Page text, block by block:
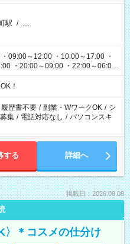
駅 / …
09:00～12:00 ・10:00～17:00 ・
・20:00～09:00 ・22:00～06:00
！
履歴書不要 / 副業・WワークOK / シ
集 / 電話対応なし / パソコンスキ
する 詳細へ
掲載日：2026.08.08
〉＊コスメの仕分け